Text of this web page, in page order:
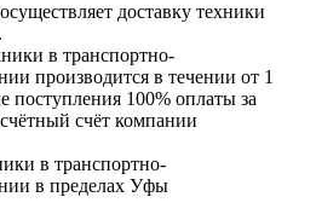
доставку техники
в транспортно-
производится в течении от 1
поступления 100% оплаты за
счёт компании
в транспортно-
в пределах Уфы